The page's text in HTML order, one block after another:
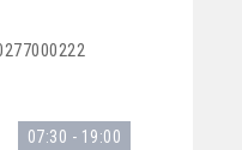
07:30 - 19:00